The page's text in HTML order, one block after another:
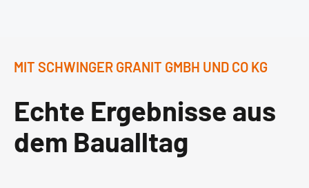
MIT SCHWINGER GRANIT GMBH UND CO KG
Echte Ergebnisse aus
dem Baualltag